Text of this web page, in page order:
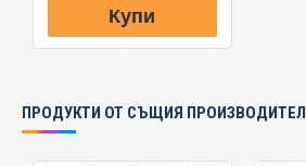
Купи
ПРОДУКТИ ОТ СЪЩИЯ ПРОИЗВОДИТЕЛ